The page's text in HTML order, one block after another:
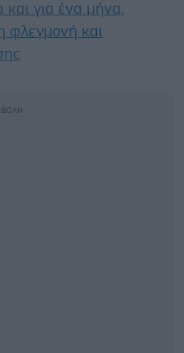
για ένα μήνα,
φλεγμονή και